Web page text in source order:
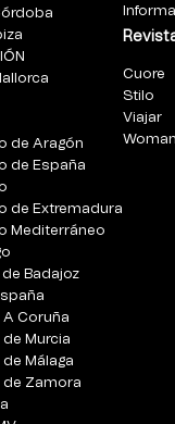
de Aragón
de España
de Extremadura
Mediterráneo
de Badajoz
A Coruña
de Murcia
Málaga
de Zamora
Cuore
Stilo
Viajar
Woman